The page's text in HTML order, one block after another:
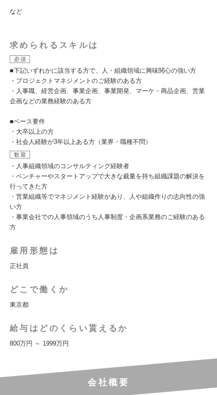
など
求められるスキルは
必須
■下記いずれかに該当する方で、人・組織領域に興味関心の強い方
・プロジェクトマネジメントのご経験のある方
・人事職、経営企画、事業企画、事業開発、マーケ・商品企画、営業
企画などの業務経験のある方
■ベース要件
・大卒以上の方
・社会人経験が3年以上ある方（業界・職種不問）
歓迎
・人事組織領域のコンサルティング経験者
・ベンチャーやスタートアップで大きな裁量を持ち組織課題の解決を
行ってきた方
・営業組織等でマネジメント経験があり、人や組織作りの志向性の強
い方
・事業会社での人事領域のうち人事制度・企画系業務のご経験のある
方
雇用形態は
正社員
どこで働くか
東京都
給与はどのくらい貰えるか
800万円 ～ 1999万円
会社概要